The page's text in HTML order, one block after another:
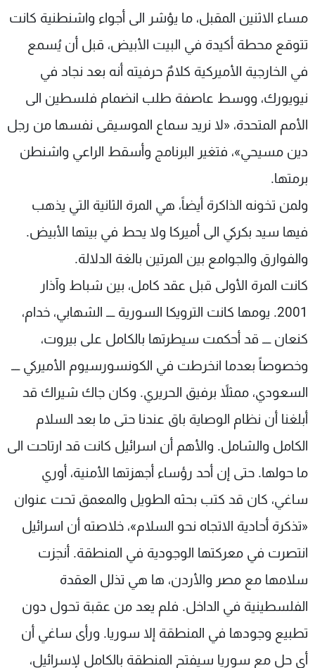
مساء الاثنين المقبل، ما يؤشر الى أجواء واشنطنية كانت
تتوقع محطة أكيدة في البيت الأبيض، قبل أن يُسمع
في الخارجية الأميركية كلامٌ حرفيته أنه بعد نجاد في
نيويورك، ووسط عاصفة طلب انضمام فلسطين الى
الأمم المتحدة، «لا نريد سماع الموسيقى نفسها من رجل
دين مسيحي»، فتغير البرنامج وأسقط الراعي واشنطن
برمتها.
ولمن تخونه الذاكرة أيضاً، هي المرة الثانية التي يذهب
فيها سيد بكركي الى أميركا ولا يحط في بيتها الأبيض.
والفوارق والجوامع بين المرتين بالغة الدلالة.
كانت المرة الأولى قبل عقد كامل، بين شباط وآذار
2001. يومها كانت الترويكا السورية ــــ الشهابي، خدام،
كنعان ــــ قد أحكمت سيطرتها بالكامل على بيروت،
وخصوصاً بعدما انخرطت في الكونسورسيوم الأميركي ــــ
السعودي، ممثلاً برفيق الحريري. وكان جاك شيراك قد
أبلغنا أن نظام الوصاية باق عندنا حتى ما بعد السلام
الكامل والشامل. والأهم أن اسرائيل كانت قد ارتاحت الى
ما حولها. حتى إن أحد رؤساء أجهزتها الأمنية، أوري
ساغي، كان قد كتب بحثه الطويل والمعمق تحت عنوان
«تذكرة أحادية الاتجاه نحو السلام»، خلاصته أن اسرائيل
انتصرت في معركتها الوجودية في المنطقة. أنجزت
سلامها مع مصر والأردن، ها هي تذلل العقدة
الفلسطينية في الداخل. فلم يعد من عقبة تحول دون
تطبيع وجودها في المنطقة إلا سوريا. ورأى ساغي أن
أي حل مع سوريا سيفتح المنطقة بالكامل لإسرائيل،